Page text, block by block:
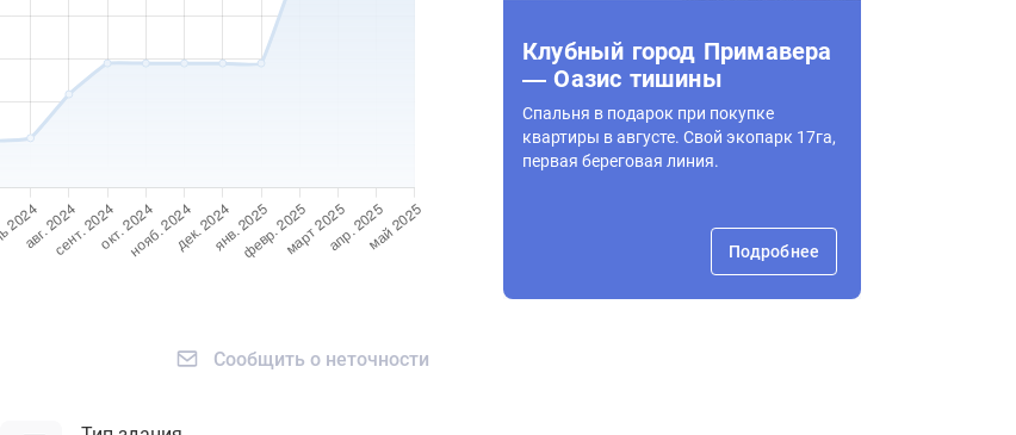
Клубный город Примавера
— Оазис тишины
Спальня в подарок при покупке
квартиры в августе. Свой экопарк 17га,
первая береговая линия.
Подробнее
Сообщить о неточности